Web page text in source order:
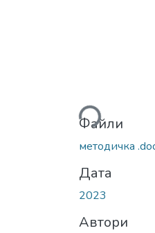
Вантажиться...
Файли
методичка
Дата
2023
Автори